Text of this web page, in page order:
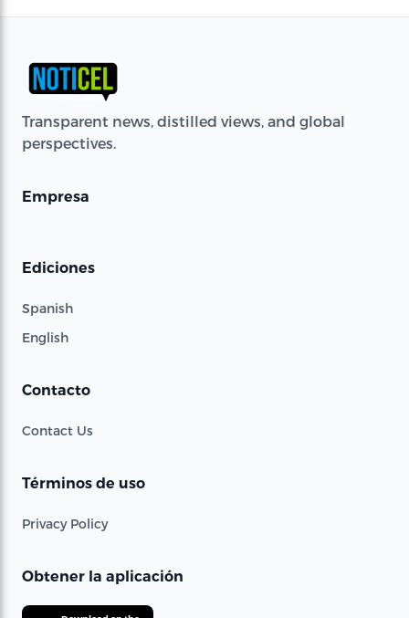
Transparent news, distilled views, and global
perspectives.
Empresa
Ediciones
Spanish
English
Contacto
Contact Us
Términos de uso
Privacy Policy
Obtener la aplicación